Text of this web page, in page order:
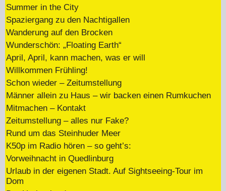
Summer in the City
Spaziergang zu den Nachtigallen
Wanderung auf den Brocken
Wunderschön: „Floating Earth“
April, April, kann machen, was er will
Willkommen Frühling!
Schon wieder – Zeitumstellung
Männer allein zu Haus – wir backen einen Rumkuchen
Mitmachen – Kontakt
Zeitumstellung – alles nur Fake?
Rund um das Steinhuder Meer
K50p im Radio hören – so geht’s:
Vorweihnacht in Quedlinburg
Urlaub in der eigenen Stadt. Auf Sightseeing-Tour im
Dom